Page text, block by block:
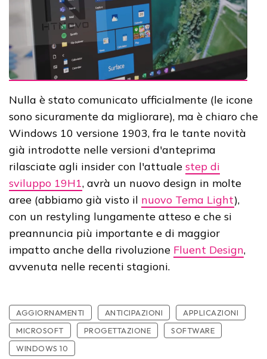
Nulla è stato comunicato ufficialmente (le icone
sono sicuramente da migliorare), ma è chiaro che
Windows 10 versione 1903, fra le tante novità
già introdotte nelle versioni d'anteprima
rilasciate agli insider con l'attuale step di
sviluppo 19H1, avrà un nuovo design in molte
aree (abbiamo già visto il nuovo Tema Light),
con un restyling lungamente atteso e che si
preannuncia più importante e di maggior
impatto anche della rivoluzione Fluent Design,
avvenuta nelle recenti stagioni.
AGGIORNAMENTI ANTICIPAZIONI
APPLICAZIONI
MICROSOFT
PROGETTAZIONE
SOFTWARE
WINDOWS 10